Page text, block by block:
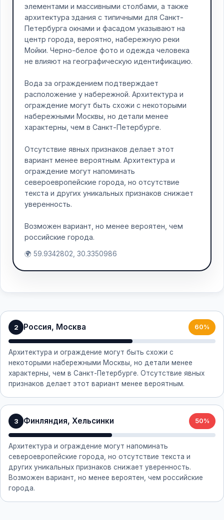
элементами и массивными столбами, а также
архитектура здания с типичными для Санкт-
Петербурга окнами и фасадом указывают на
центр города, вероятно, набережную реки
Мойки. Черно-белое фото и одежда человека
не влияют на географическую идентификацию.
Вода за ограждением подтверждает
расположение у набережной. Архитектура и
ограждение могут быть схожи с некоторыми
набережными Москвы, но детали менее
характерны, чем в Санкт-Петербурге.
Отсутствие явных признаков делает этот
вариант менее вероятным. Архитектура и
ограждение могут напоминать
североевропейские города, но отсутствие
текста и других уникальных признаков снижает
уверенность.
Возможен вариант, но менее вероятен, чем
российские города.
🌍 59.9342802, 30.3350986
2 Россия, Москва 60%
Архитектура и ограждение могут быть схожи с
некоторыми набережными Москвы, но детали менее
характерны, чем в Санкт-Петербурге. Отсутствие явных
признаков делает этот вариант менее вероятным.
3 Финляндия, Хельсинки 50%
Архитектура и ограждение могут напоминать
североевропейские города, но отсутствие текста и
других уникальных признаков снижает уверенность.
Возможен вариант, но менее вероятен, чем российские
города.